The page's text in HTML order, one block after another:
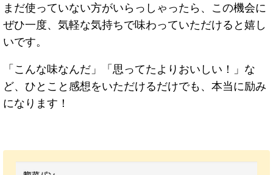
まだ使っていない方がいらっしゃったら、この機会に
ぜひ一度、気軽な気持ちで味わっていただけると嬉し
いです。
「こんな味なんだ」「思ってたよりおいしい！」な
ど、ひとこと感想をいただけるだけでも、本当に励み
になります！